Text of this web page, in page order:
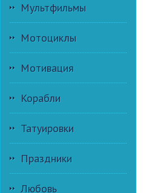
Мультфильмы
Мотоциклы
Мотивация
Корабли
Татуировки
Праздники
Любовь